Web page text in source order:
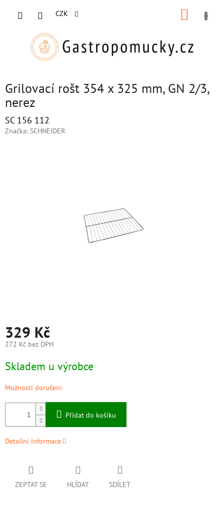
CZK
Grilovací rošt 354 x 325 mm, GN 2/3,
nerez
SC 156 112
Značka: SCHNEIDER
329 Kč
272 Kč bez DPH
cena:
Skladem u výrobce
Možnosti doručení
Přidat do košíku
Detailní informace
ZEPTAT SE HLÍDAT SDÍLET